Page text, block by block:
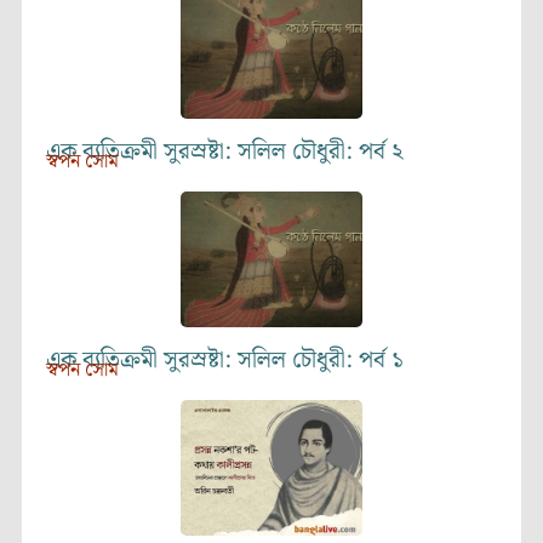
এক ব্যতিক্রমী সুরস্রষ্টা: সলিল চৌধুরী: পর্ব ২
স্বপন সোম
এক ব্যতিক্রমী সুরস্রষ্টা: সলিল চৌধুরী: পর্ব ১
স্বপন সোম